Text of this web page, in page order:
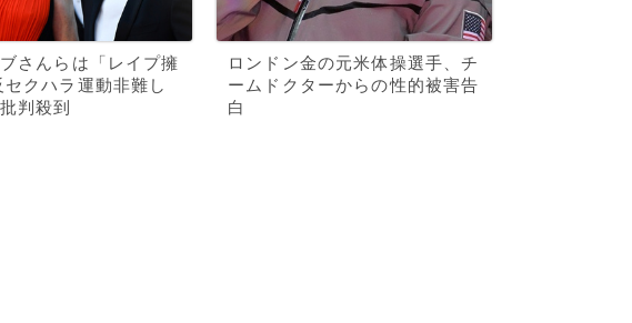
さんらは「レイプ擁
クハラ運動非難し
判殺到
ロンドン金の元米体操選手、チ
ームドクターからの性的被害告
白